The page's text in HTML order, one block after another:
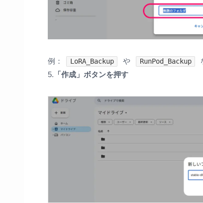
例： LoRA_Backup や RunPod_Backup
5. 「作成」ボタンを押す